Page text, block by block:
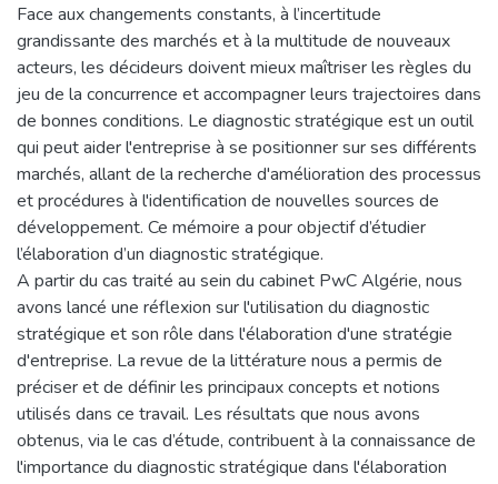
Face aux changements constants, à l’incertitude
grandissante des marchés et à la multitude de nouveaux
acteurs, les décideurs doivent mieux maîtriser les règles du
jeu de la concurrence et accompagner leurs trajectoires dans
de bonnes conditions. Le diagnostic stratégique est un outil
qui peut aider l'entreprise à se positionner sur ses différents
marchés, allant de la recherche d'amélioration des processus
et procédures à l'identification de nouvelles sources de
développement. Ce mémoire a pour objectif d’étudier
l’élaboration d’un diagnostic stratégique.
A partir du cas traité au sein du cabinet PwC Algérie, nous
avons lancé une réflexion sur l'utilisation du diagnostic
stratégique et son rôle dans l'élaboration d'une stratégie
d'entreprise. La revue de la littérature nous a permis de
préciser et de définir les principaux concepts et notions
utilisés dans ce travail. Les résultats que nous avons
obtenus, via le cas d’étude, contribuent à la connaissance de
l'importance du diagnostic stratégique dans l'élaboration